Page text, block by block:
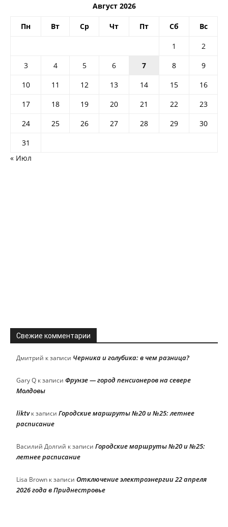
Август 2026
Пн Вт Ср Чт Пт Сб Вс
1
2
3
4 5 6 7 8
9
10
11 12 13 14 15
16
17
18 19 20 21 22
23
24
25 26 27 28 29
30
31
« Июл
Свежие комментарии
Дмитрий к записи Черника и голубика: в чем разница?
Gary Q к записи Фрунзе — город пенсионеров на севере
Молдовы
liktvк записи Городские маршруты №20 и №25: летнее
расписание
Василий Долгий к записи Городские маршруты №20 и №25:
летнее расписание
Lisa Brown к записи Отключение электроэнергии 22 апреля
2026 года в Приднестровье